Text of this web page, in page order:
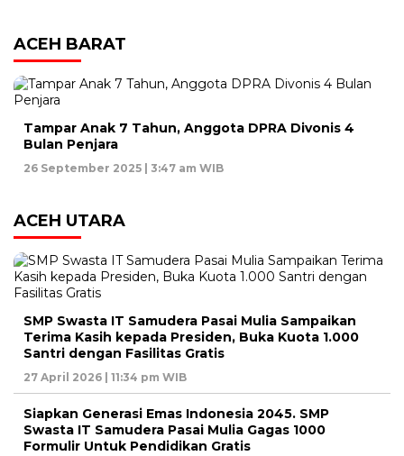
ACEH BARAT
Tampar Anak 7 Tahun, Anggota DPRA Divonis 4
Bulan Penjara
26 September 2025 | 3:47 am WIB
ACEH UTARA
SMP Swasta IT Samudera Pasai Mulia Sampaikan
Terima Kasih kepada Presiden, Buka Kuota 1.000
Santri dengan Fasilitas Gratis
27 April 2026 | 11:34 pm WIB
Siapkan Generasi Emas Indonesia 2045. SMP
Swasta IT Samudera Pasai Mulia Gagas 1000
Formulir Untuk Pendidikan Gratis